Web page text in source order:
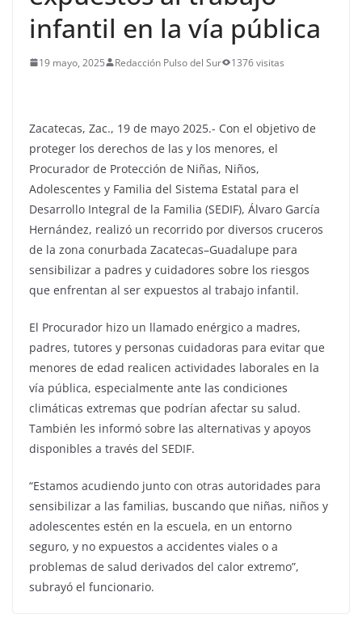
infantil en la vía pública
19 mayo, 2025 Redacción Pulso del Sur 1376 visitas
Zacatecas, Zac., 19 de mayo 2025.- Con el objetivo de
proteger los derechos de las y los menores, el
Procurador de Protección de Niñas, Niños,
Adolescentes y Familia del Sistema Estatal para el
Desarrollo Integral de la Familia (SEDIF), Álvaro García
Hernández, realizó un recorrido por diversos cruceros
de la zona conurbada Zacatecas–Guadalupe para
sensibilizar a padres y cuidadores sobre los riesgos
que enfrentan al ser expuestos al trabajo infantil.
El Procurador hizo un llamado enérgico a madres,
padres, tutores y personas cuidadoras para evitar que
menores de edad realicen actividades laborales en la
vía pública, especialmente ante las condiciones
climáticas extremas que podrían afectar su salud.
También les informó sobre las alternativas y apoyos
disponibles a través del SEDIF.
“Estamos acudiendo junto con otras autoridades para
sensibilizar a las familias, buscando que niñas, niños y
adolescentes estén en la escuela, en un entorno
seguro, y no expuestos a accidentes viales o a
problemas de salud derivados del calor extremo”,
subrayó el funcionario.